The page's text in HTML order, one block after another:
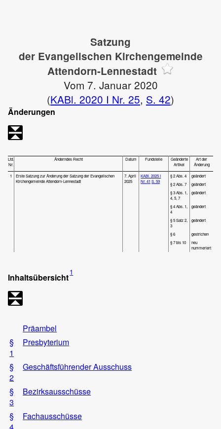
Satzung
der Evangelischen Kirchengemeinde
Attendorn-Lennestadt
Vom 7. Januar 2020
(KABl. 2020 I Nr. 25, S. 42)
Änderungen
Lfd.
Nr.
Änderndes Recht Datum Fundstelle
Geänderte
Artikel
Art der
Änderung
1
Erste Satzung zur Änderung der Satzung der Evangelischen
Kirchengemeinde Attendorn-Lennestadt
7. April
2025
KABl. 2025 I
Nr. 41 S. 59
§ 2 Abs. 4
geändert
§ 2 Abs. 7
geändert
§ 3 Abs. 1,
4, 5, 7
geändert
§ 4 Abs. 1,
4
geändert
§ 5 Satz 2,
3
geändert
§ 6
gestrichen
§ 7 bis 10
neu
nummeriert
Inhaltsübersicht1
Präambel
§
1
Presbyterium
§
2
Geschäftsführender Ausschuss
§
3
Bezirksausschüsse
§
Fachausschüsse